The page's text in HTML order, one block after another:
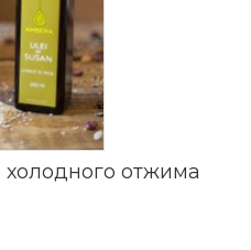
отжима